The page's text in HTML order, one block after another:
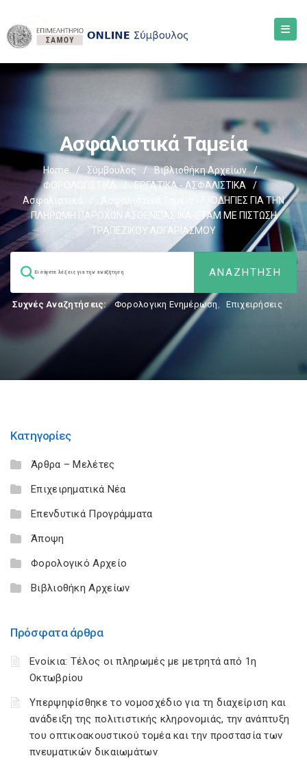
Ασφαλιστικά Ταμεία
Home / Σύμβουλος / Βιβλιοθήκη Αρχείων
/
ΦΟΡΟΛΟΓΙΣΤΙΚΑ
/ ΕΡΓΑΤΙΚΑ - ΑΣΦΑΛΙΣΤΙΚΑ
/
Ασφαλιστικά
Ασφαλιστικά Ταμεία
ΟΔΗΓΙΕΣ ΓΙΑ ΤΗΝ
ΠΛΗΡΩΜΗ ΠΑΡΟΧΩΝ ΑΣΘΕΝΕΙΑΣ ΙΚΑ-ΕΤΑΜ ΜΕ ΠΙΣΤΩΣΗ
ΤΡΑΠΕΖΙΚΟΥ ΛΟΓΑΡΙΑΣΜΟΥ
Συχνές Αναζητήσεις: Φορολογικη Ενημέρωση, Επιχειρήσεις
Κατηγορίες
Άρθρα – Μελέτες
Επιχειρηματικά Νέα
Επενδυτικά Προγράμματα
Άποψη
Φορολογικό Αρχείο
Βιβλιοθήκη Αρχείων
Πρόσφατα άρθρα
Ενοίκια: Τέλος οι πληρωμές με μετρητά από 1η
Οκτωβρίου
Υπερψηφίσθηκε το νομοσχέδιο για τη διαχείριση και
ανάδειξη της πολιτιστικής κληρονομιάς, την ανάπτυξη
του οπτικοακουστικού τομέα και την προστασία των
πνευματικών δικαιωμάτων